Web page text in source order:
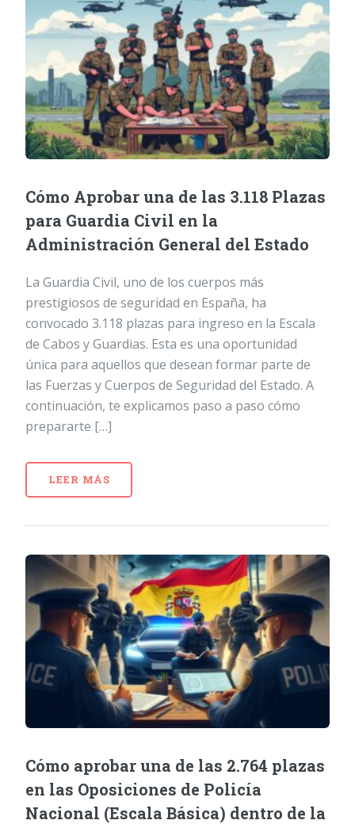
Cómo Aprobar una de las 3.118 Plazas
para Guardia Civil en la
Administración General del Estado
La Guardia Civil, uno de los cuerpos más
prestigiosos de seguridad en España, ha
convocado 3.118 plazas para ingreso en la Escala
de Cabos y Guardias. Esta es una oportunidad
única para aquellos que desean formar parte de
las Fuerzas y Cuerpos de Seguridad del Estado. A
continuación, te explicamos paso a paso cómo
prepararte […]
LEER MÁS
Cómo aprobar una de las 2.764 plazas
en las Oposiciones de Policía
Nacional (Escala Básica) dentro de la